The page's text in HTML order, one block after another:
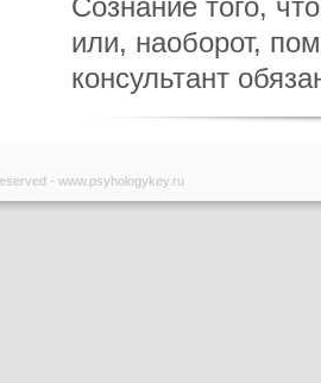
Сознание того,
или, наоборот,
консультант
- www.psyhologykey.ru